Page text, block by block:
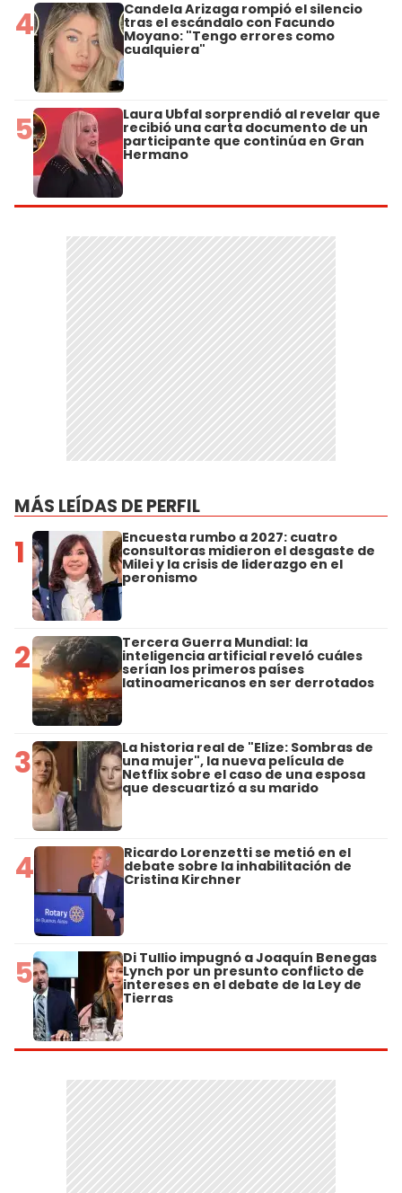
4 Candela Arizaga rompió el silencio
tras el escándalo con Facundo
Moyano: "Tengo errores como
cualquiera"
5 Laura Ubfal sorprendió al revelar que
recibió una carta documento de un
participante que continúa en Gran
Hermano
MÁS LEÍDAS DE PERFIL
1 Encuesta rumbo a 2027: cuatro
consultoras midieron el desgaste de
Milei y la crisis de liderazgo en el
peronismo
2 Tercera Guerra Mundial: la
inteligencia artificial reveló cuáles
serían los primeros países
latinoamericanos en ser derrotados
3 La historia real de "Elize: Sombras de
una mujer", la nueva película de
Netflix sobre el caso de una esposa
que descuartizó a su marido
4 Ricardo Lorenzetti se metió en el
debate sobre la inhabilitación de
Cristina Kirchner
5 Di Tullio impugnó a Joaquín Benegas
Lynch por un presunto conflicto de
intereses en el debate de la Ley de
Tierras